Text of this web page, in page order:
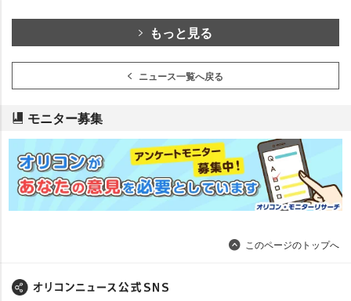
もっと見る
ニュース一覧へ戻る
モニター募集
このページのトップへ